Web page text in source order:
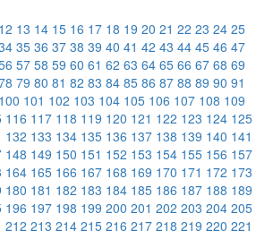
12 13 14 15 16 17 18 19 20 21 22 23 24 25
35 36 37 38 39 40 41 42 43 44 45 46 47
57 58 59 60 61 62 63 64 65 66 67 68 69
79 80 81 82 83 84 85 86 87 88 89 90 91
100 101 102 103 104 105 106 107 108 109
116 117 118 119 120 121 122 123 124 125
132 133 134 135 136 137 138 139 140 141
148 149 150 151 152 153 154 155 156 157
164 165 166 167 168 169 170 171 172 173
180 181 182 183 184 185 186 187 188 189
196 197 198 199 200 201 202 203 204 205
212 213 214 215 216 217 218 219 220 221